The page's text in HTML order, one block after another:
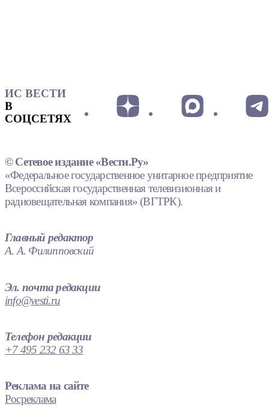
ИС ВЕСТИ
В
СОЦСЕТЯХ
© Сетевое издание «Вести.Ру»
«Федеральное государственное унитарное предприятие
Всероссийская государственная телевизионная и
радиовещательная компания» (ВГТРК).
Главный редактор
А. А. Филипповский
Эл. почта редакции
info@vesti.ru
Телефон редакции
+7 495 232 63 33
Реклама на сайте
Росреклама